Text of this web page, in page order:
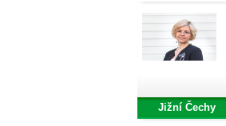
Jižní Čechy